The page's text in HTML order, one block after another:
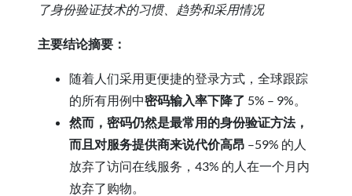
了身份验证技术的习惯、趋势和采用情况
主要结论摘要：
随着人们采用更便捷的登录方式，全球跟踪
的所有用例中密码输入率下降了 5% – 9%。
然而，密码仍然是最常用的身份验证方法，
而且对服务提供商来说代价高昂 –59% 的人
放弃了访问在线服务，43% 的人在一个月内
放弃了购物。